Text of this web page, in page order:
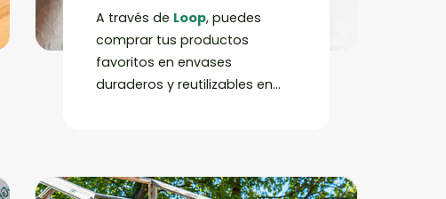
A través de Loop, puedes
comprar tus productos
favoritos en envases
duraderos y reutilizables en